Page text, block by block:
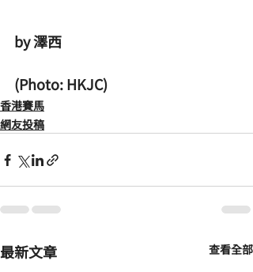
by 澤西
(Photo: HKJC)
香港賽馬
網友投稿
最新文章 查看全部